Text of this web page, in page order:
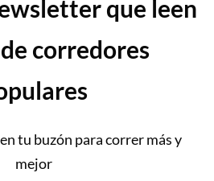
que leen
corredores
tu buzón para correr más y
mejor